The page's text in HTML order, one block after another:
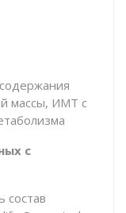
массы, ИМТ с
с
состав